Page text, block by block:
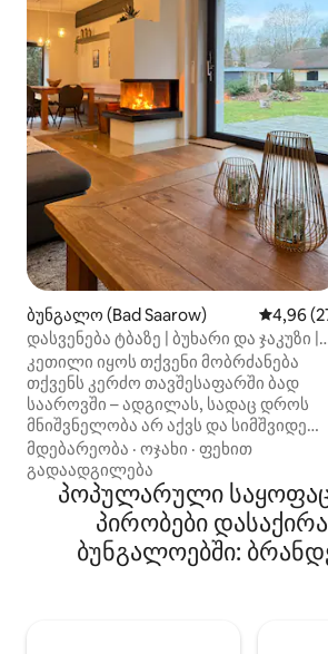
ბუნგალო (Bad Saarow)
4,96
დასვენება ტბაზე | ბუხარი და ჯაკუზი |
ბერლინის მახლობლად
კეთილი იყოს თქვენი მობრძანება
თქვენს კერძო თავშესაფარში ბად
სააროვში – ადგილას, სადაც დროს
მნიშვნელობა არ აქვს და სიმშვიდე
კვლავ შესამჩნევი
ხდება.შარმუტცელზეეს ტბიდან სულ
რაღაც 5 წუთის სავალზე,
ელეგანტურად მოწყობილი ბუნგალო
ღია მისაღები ოთახით, ბუხრით,
ჯაკუზით და დიდი ბაღით -
წყვილებისა და პატარა
მდებარეობა · ოჯახი · ფეხით
გადაადგილება
პოპულარული
პირობები
ბუნგალოებში: